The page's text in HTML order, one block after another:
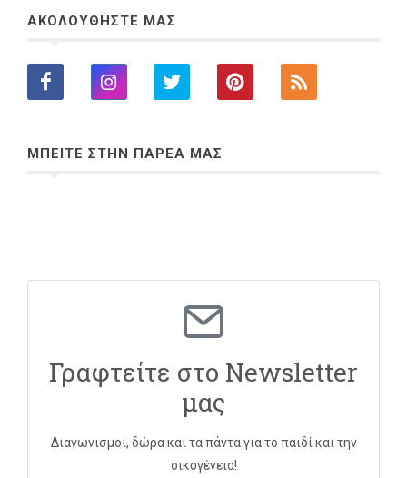
ΑΚΟΛΟΥΘΗΣΤΕ ΜΑΣ
ΜΠΕΙΤΕ ΣΤΗΝ ΠΑΡΕΑ ΜΑΣ
Γραφτείτε στο Newsletter
μας
Διαγωνισμοί, δώρα και τα πάντα για το παιδί και την
οικογένεια!